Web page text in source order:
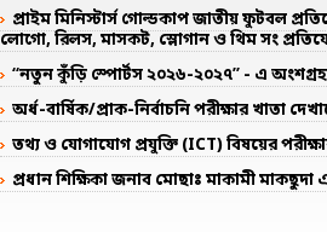
প্রাইম মিনিস্টার্স গোল্ডকাপ জাতীয় ফুটবল
লোগো, রিলস, মাসকট, স্লোগান ও থিম সং
“নতুন কুঁড়ি স্পোর্টস ২০২৬-২০২৭” - এ
অর্ধ-বার্ষিক/প্রাক-নির্বাচনি পরীক্ষার খাতা
তথ্য ও যোগাযোগ প্রযুক্তি (ICT) বিষয়ের
প্রধান শিক্ষিকা জনাব মোছাঃ মাকামী